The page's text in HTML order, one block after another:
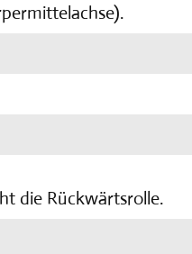
die Rückwärtsrolle.